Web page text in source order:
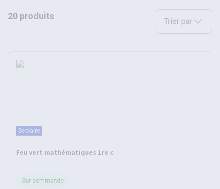
20 produits
Trier par
Scolaire
Feu vert mathématiques 1re c
Sur commande